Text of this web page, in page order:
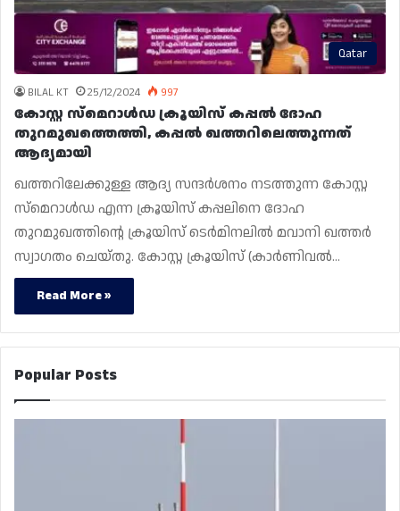
Qatar
BILAL KT 25/12/2024 997
കോസ്റ്റ സ്മെറാൾഡ ക്രൂയിസ് കപ്പൽ ദോഹ
തുറമുഖത്തെത്തി, കപ്പൽ ഖത്തറിലെത്തുന്നത്
ആദ്യമായി
ഖത്തറിലേക്കുള്ള ആദ്യ സന്ദർശനം നടത്തുന്ന കോസ്റ്റ
സ്മെറാൾഡ എന്ന ക്രൂയിസ് കപ്പലിനെ ദോഹ
തുറമുഖത്തിൻ്റെ ക്രൂയിസ് ടെർമിനലിൽ മവാനി ഖത്തർ
സ്വാഗതം ചെയ്‌തു. കോസ്റ്റ ക്രൂയിസ് (കാർണിവൽ…
Read More »
Popular Posts